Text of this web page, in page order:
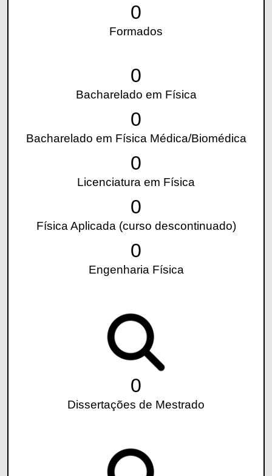
0
Formados
0
Bacharelado em Física
0
Bacharelado em Física Médica/Biomédica
0
Licenciatura em Física
0
Física Aplicada (curso descontinuado)
0
Engenharia Física
0
Dissertações de Mestrado